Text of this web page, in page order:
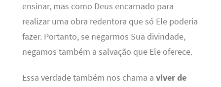
ensinar, mas como Deus encarnado para
realizar uma obra redentora que só Ele poderia
fazer. Portanto, se negarmos Sua divindade,
negamos também a salvação que Ele oferece.
Essa verdade também nos chama a viver de